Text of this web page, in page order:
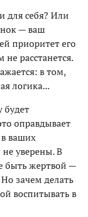
для себя? Или
— ваш
приоритет его
расстанется.
в том,
логика...
будет
оправдывает
ваших
не уверены. В
быть жертвой —
зачем делать
воспитывать в